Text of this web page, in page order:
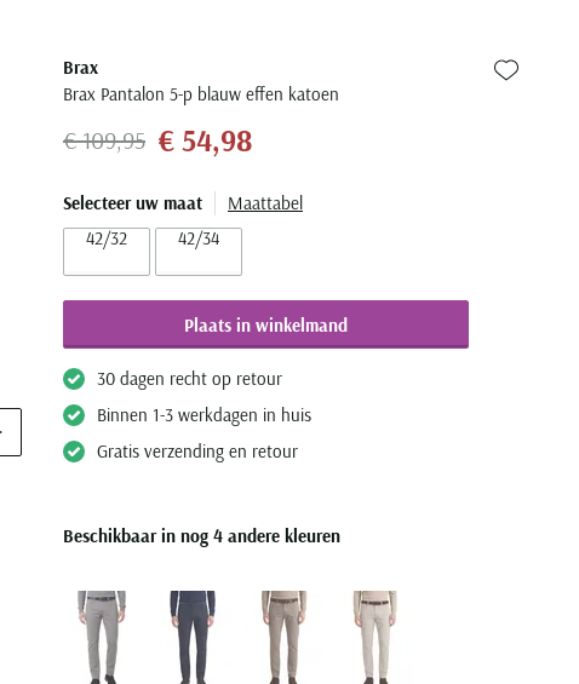
Brax
Brax Pantalon 5-p blauw effen katoen
Zet bij
€ 109,95 € 54,98
Selecteer uw maat
Maattabel
42/32
42/34
Plaats in winkelmand
30 dagen recht op retour
Binnen 1-3 werkdagen in huis
Gratis verzending en retour
Beschikbaar in nog 4 andere kleuren